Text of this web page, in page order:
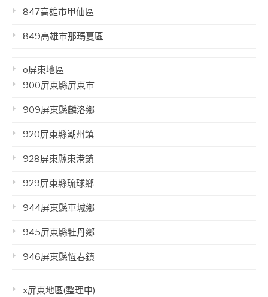
847高雄市甲仙區
849高雄市那瑪夏區
o屏東地區
900屏東縣屏東市
909屏東縣麟洛鄉
920屏東縣潮州鎮
928屏東縣東港鎮
929屏東縣琉球鄉
944屏東縣車城鄉
945屏東縣牡丹鄉
946屏東縣恆春鎮
x屏東地區(整理中)